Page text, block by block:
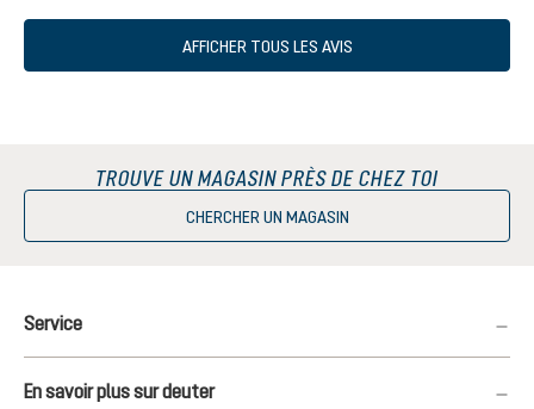
AFFICHER TOUS LES AVIS
TROUVE UN MAGASIN PRÈS DE CHEZ TOI
CHERCHER UN MAGASIN
Service
En savoir plus sur deuter